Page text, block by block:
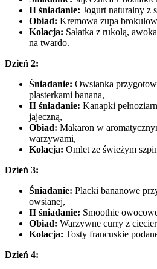
II śniadanie: Jogurt naturalny z
Obiad: Kremowa zupa
Kolacja: Sałatka z rukolą,
na twardo.
Dzień 2:
Śniadanie: Owsianka
plasterkami banana,
II śniadanie: Kanapki
jajeczną,
Obiad: Makaron w
warzywami,
Kolacja: Omlet ze świeżym
Dzień 3:
Śniadanie: Placki bananowe
owsianej,
II śniadanie: Smoothie
Obiad: Warzywne curry z
Kolacja: Tosty francuskie
Dzień 4: